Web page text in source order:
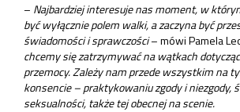
– Najbardziej interesuje nas moment, w
być wyłącznie polem walki, a zaczyna być
świadomości i sprawczości– mówi Pamela
chcemy się zatrzymywać na wątkach
przemocy. Zależy nam przede wszystkim na
konsencie – praktykowaniu zgody i niezgody,
seksualności, także tej obecnej na scenie.